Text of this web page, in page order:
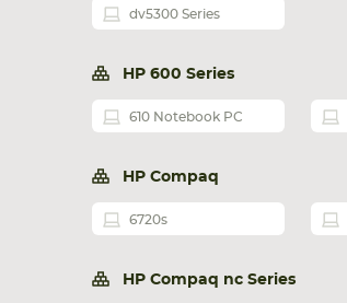
dv5300 Series
HP 600 Series
610 Notebook PC
HP Compaq
6720s
HP Compaq nc Series